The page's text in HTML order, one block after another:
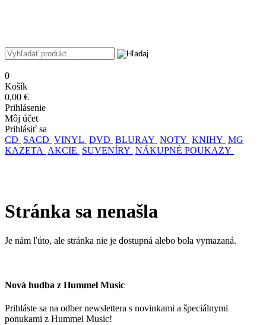
0
Košík
0,00 €
Prihlásenie
Môj účet
Prihlásiť sa
CD SACD VINYL DVD BLURAY NOTY KNIHY MG
KAZETA AKCIE SUVENÍRY NÁKUPNÉ POUKAZY
Stránka sa nenašla
Je nám ľúto, ale stránka nie je dostupná alebo bola vymazaná.
Nová hudba z Hummel Music
Prihláste sa na odber newslettera s novinkami a špeciálnymi
ponukami z Hummel Music!